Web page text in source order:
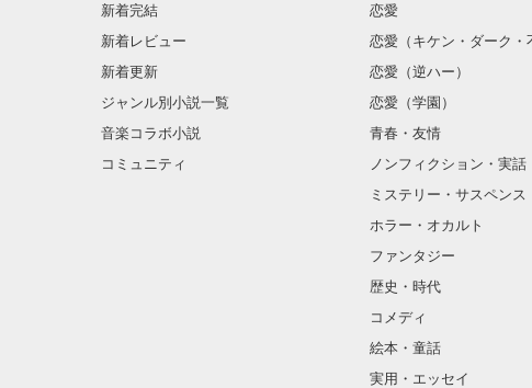
一番後ろにキャラブ
新着完結
新着レビュー
新着更新
ジャンル別小説一覧
音楽コラボ小説
コミュニティ
恋愛
恋愛（キケン・ダーク・
恋愛（逆ハー）
恋愛（学園）
青春・友情
ノンフィクション・実話
ミステリー・サスペンス
ホラー・オカルト
ファンタジー
歴史・時代
コメディ
絵本・童話
実用・エッセイ